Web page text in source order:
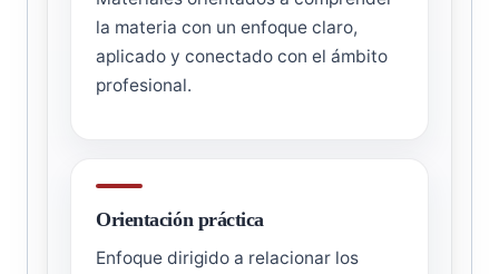
la materia con un enfoque claro,
aplicado y conectado con el ámbito
profesional.
Orientación práctica
Enfoque dirigido a relacionar los